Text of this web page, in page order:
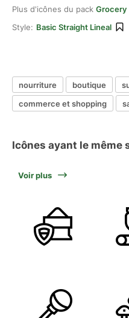
Plus d'icônes du pack Grocery
Style: Basic Straight Lineal
nourriture boutique
commerce et shopping
Icônes ayant le même
Voir plus